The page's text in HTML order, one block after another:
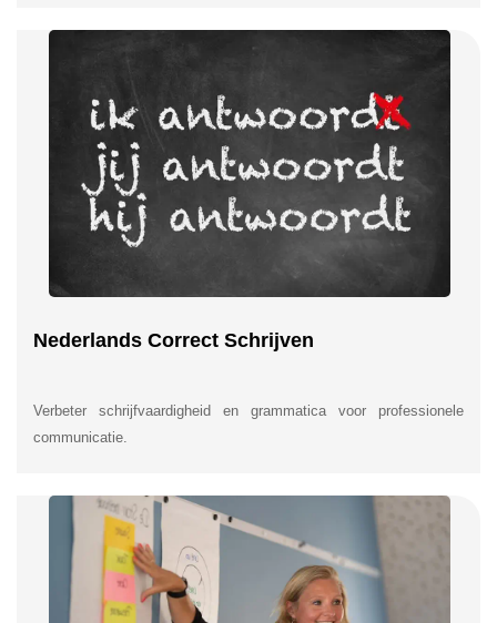
Nederlands Correct Schrijven
Verbeter schrijfvaardigheid en grammatica voor professionele
communicatie.